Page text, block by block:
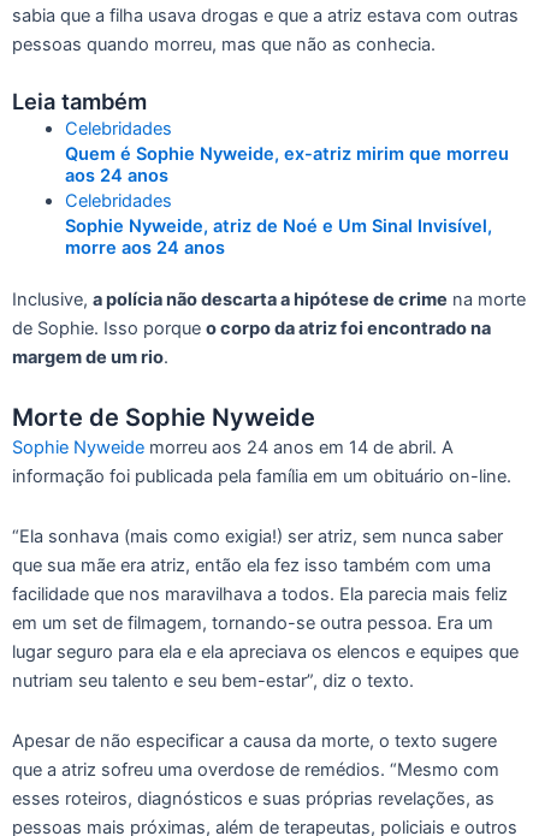
sabia que a filha usava drogas e que a atriz estava com outras
pessoas quando morreu, mas que não as conhecia.
Leia também
Celebridades
Quem é Sophie Nyweide, ex-atriz mirim que morreu
aos 24 anos
Celebridades
Sophie Nyweide, atriz de Noé e Um Sinal Invisível,
morre aos 24 anos
Inclusive, a polícia não descarta a hipótese de crime na morte
de Sophie. Isso porque o corpo da atriz foi encontrado na
margem de um rio.
Morte de Sophie Nyweide
Sophie Nyweide morreu aos 24 anos em 14 de abril. A
informação foi publicada pela família em um obituário on-line.
“Ela sonhava (mais como exigia!) ser atriz, sem nunca saber
que sua mãe era atriz, então ela fez isso também com uma
facilidade que nos maravilhava a todos. Ela parecia mais feliz
em um set de filmagem, tornando-se outra pessoa. Era um
lugar seguro para ela e ela apreciava os elencos e equipes que
nutriam seu talento e seu bem-estar”, diz o texto.
Apesar de não especificar a causa da morte, o texto sugere
que a atriz sofreu uma overdose de remédios. “Mesmo com
esses roteiros, diagnósticos e suas próprias revelações, as
pessoas mais próximas, além de terapeutas, policiais e outros